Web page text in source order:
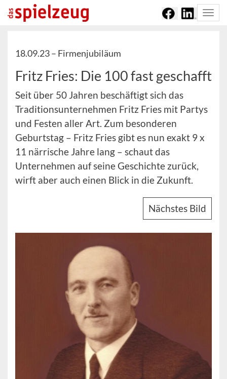
18.09.23 – Firmenjubiläum
Fritz Fries: Die 100 fast geschafft
Seit über 50 Jahren beschäftigt sich das
Traditionsunternehmen Fritz Fries mit Partys
und Festen aller Art. Zum besonderen
Geburtstag – Fritz Fries gibt es nun exakt 9 x
11 närrische Jahre lang – schaut das
Unternehmen auf seine Geschichte zurück,
wirft aber auch einen Blick in die Zukunft.
Nächstes Bild